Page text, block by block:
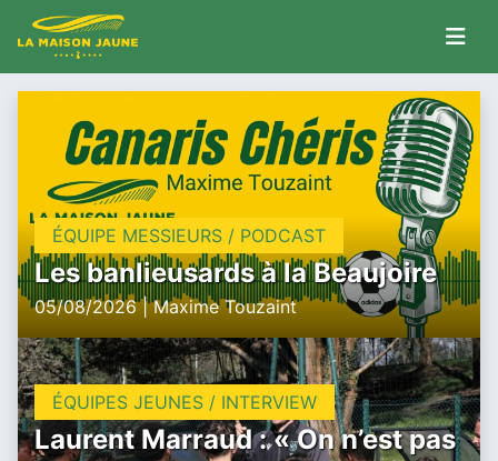
ÉQUIPE MESSIEURS / PODCAST
Les banlieusards à la Beaujoire
05/08/2026 | Maxime Touzaint
ÉQUIPES JEUNES / INTERVIEW
Laurent Marraud : « On n’est pas